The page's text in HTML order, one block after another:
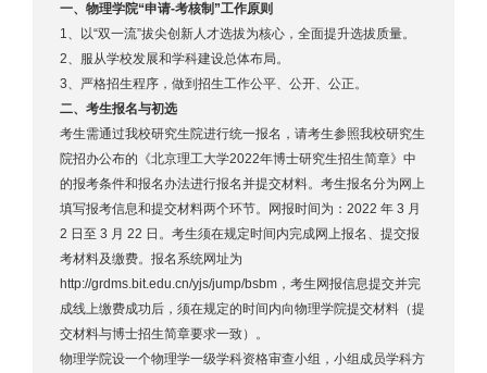
一、物理学院“申请-考核制”工作原则
1、以“双一流”拔尖创新人才选拔为核心，全面提升选拔质量。
2、服从学校发展和学科建设总体布局。
3、严格招生程序，做到招生工作公平、公开、公正。
二、考生报名与初选
考生需通过我校研究生院进行统一报名，请考生参照我校研究生
院招办公布的《北京理工大学2022年博士研究生招生简章》中
的报考条件和报名办法进行报名并提交材料。考生报名分为网上
填写报考信息和提交材料两个环节。网报时间为：2022 年 3 月
2 日至 3 月 22 日。考生须在规定时间内完成网上报名、提交报
考材料及缴费。报名系统网址为
http://grdms.bit.edu.cn/yjs/jump/bsbm，考生网报信息提交并完
成线上缴费成功后，须在规定的时间内向物理学院提交材料（提
交材料与博士招生简章要求一致）。
物理学院设一个物理学一级学科资格审查小组，小组成员学科方